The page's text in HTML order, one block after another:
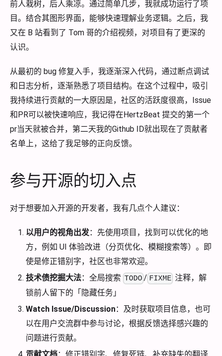
前人栽树，后人乘凉。通过简单几步，我就成功运行了项
目。结合其图形界面，能够快速理解业务逻辑。之后，我
又在 B 站看到了 Tom 哥的介绍视频，对项目有了更深的
认识。
从最初的 bug 修复入手，我逐渐深入代码，通过断点调试
和日志分析，逐渐熟悉了项目结构。在这个过程中，吸引
我持续进行贡献的一大原因是，社区的活跃度很高，Issue
和PR可以被快速响应，我记得在HertzBeat 提交的第一个
pr当天就被合并，第二天我的Github ID就出现在了贡献者
名单上，这给了我足够的正向反馈。
参与开源的切入点
对于想要加入开源的开发者，我有几点个人建议：
以用户的视角出发：先使用项目，找到可以优化的地
方，例如 UI 体验改进（分页优化、模糊搜索等）。即
使是修正错别字，社区也非常欢迎。
技术债挖掘大法：全局搜索 TODO/ FIXME注释，解
锁前人留下的「隐藏任务」
Watch Issue/Discussion：及时获取项目信息，也可
以在用户交流群中参与讨论，根据反馈选择感兴趣的
问题进行贡献。